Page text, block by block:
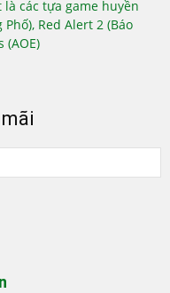
các tựa game huyền
Red Alert 2 (Báo
(AOE)